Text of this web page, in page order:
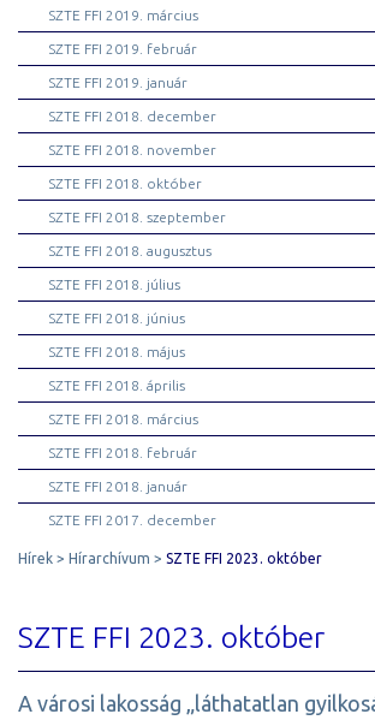
SZTE FFI 2019. március
SZTE FFI 2019. február
SZTE FFI 2019. január
SZTE FFI 2018. december
SZTE FFI 2018. november
SZTE FFI 2018. október
SZTE FFI 2018. szeptember
SZTE FFI 2018. augusztus
SZTE FFI 2018. július
SZTE FFI 2018. június
SZTE FFI 2018. május
SZTE FFI 2018. április
SZTE FFI 2018. március
SZTE FFI 2018. február
SZTE FFI 2018. január
SZTE FFI 2017. december
Hírek Hírarchívum SZTE FFI 2023. október
SZTE FFI 2023. október
A városi lakosság „láthatatlan